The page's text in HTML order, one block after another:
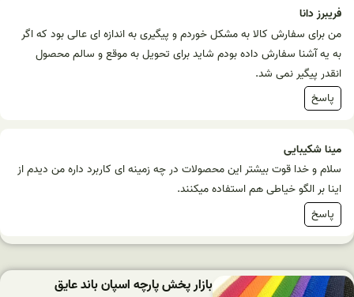
فریبرز دانا
من برای سفارش کالا به مشکل خوردم و پیگیری به اندازه ای عالی بود که اگر
به یه آشنا سفارش داده بودم شاید برای تحویل به موقع و سالم محصول
انقدر پیگیر نمی شد.
پاسخ
مینا شکیبایی
سلام و خدا قوت بیشتر این محصولات در چه زمینه ای کاربرد داره من دیدم از
اینا بر الگو خیاطی هم استفاده میکنند.
پاسخ
بازار پخش پارچه اسپان باند عایق